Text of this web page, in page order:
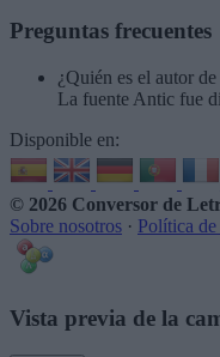
Preguntas frecuentes
¿Quién es el autor
La fuente Antic fue
Disponible en:
© 2026 Conversor de
Sobre nosotros · Política
Vista previa de la